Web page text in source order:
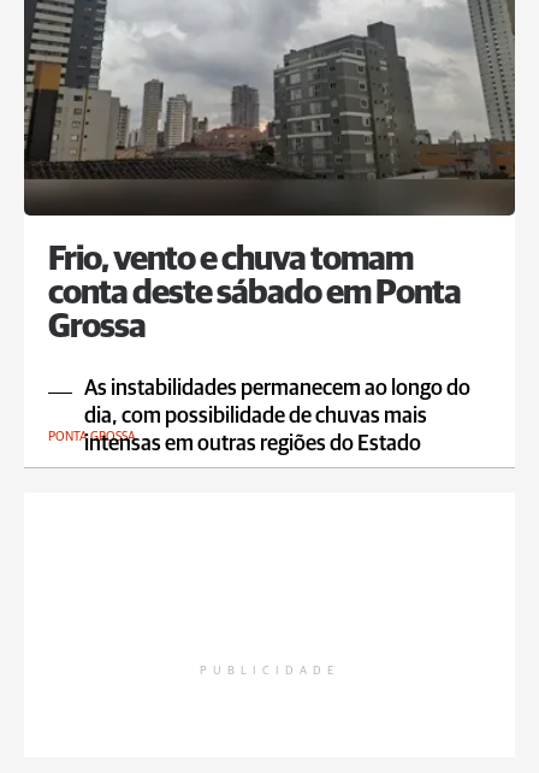
Frio, vento e chuva tomam
conta deste sábado em Ponta
Grossa
As instabilidades permanecem ao longo do
dia, com possibilidade de chuvas mais
intensas em outras regiões do Estado
PONTA GROSSA
PUBLICIDADE